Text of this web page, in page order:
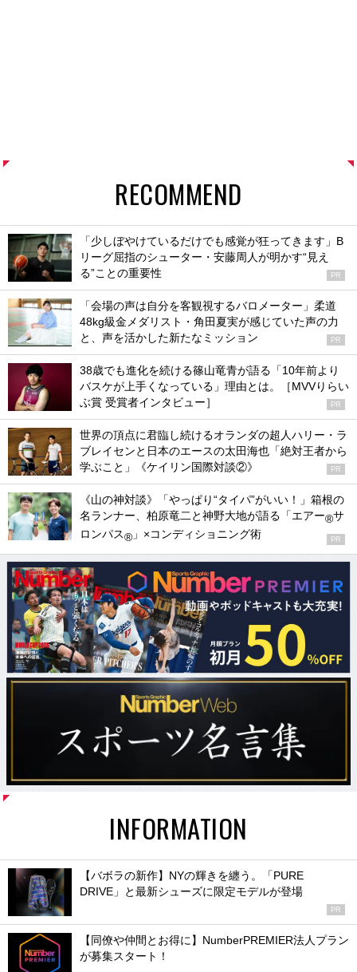
RECOMMEND
「少しぼやけているだけでも感覚が狂ってきます」B
リーグ屈指のシューター・安藤周人が明かす“見え
る”ことの重要性
PR
「会場の声は自分を客観視するバロメーター」柔道
48kg級金メダリスト・角田夏実が感じていた声の力
と、声を活かした新たなミッション
PR
38歳でも進化を続ける篠山竜青が語る「10年前より
バスケが上手くなっている」理由とは。［MVVりらい
ぶ賞 受賞者インタビュー］
PR
世界の頂点に君臨し続けるオランダの超人ハリー・ラ
ブレイセンと日本のエースの太田海也「絶対王者から
学ぶこと」《ケイリン国際対談②》
PR
《山の神対談》「やっぱり“タイパ”がいい！」箱根の
名ランナー、柏原竜二と神野大地が語る「エアー®サ
ロンパス® 」×コンディショニング術 PR
INFORMATION
【バボラの新作】NYの輝きを纏う。「PURE
DRIVE」と最新シューズに限定モデルが登場
PR
【同僚や仲間とお得に】NumberPREMIER法人プラン
が募集スタート！